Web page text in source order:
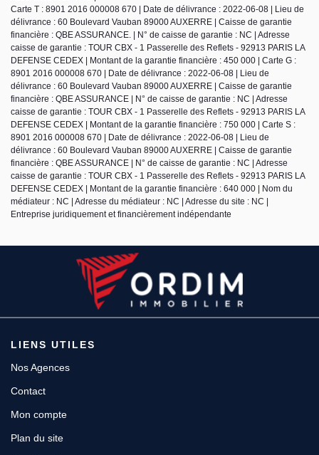
Carte T : 8901 2016 000008 670 | Date de délivrance : 2022-06-08 | Lieu de
délivrance : 60 Boulevard Vauban 89000 AUXERRE | Caisse de garantie
financière : QBE ASSURANCE. | N° de caisse de garantie : NC | Adresse
caisse de garantie : TOUR CBX - 1 Passerelle des Reflets - 92913 PARIS LA
DEFENSE CEDEX | Montant de la garantie financière : 450 000 | Carte G :
8901 2016 000008 670 | Date de délivrance : 2022-06-08 | Lieu de
délivrance : 60 Boulevard Vauban 89000 AUXERRE | Caisse de garantie
financière : QBE ASSURANCE | N° de caisse de garantie : NC | Adresse
caisse de garantie : TOUR CBX - 1 Passerelle des Reflets - 92913 PARIS LA
DEFENSE CEDEX | Montant de la garantie financière : 750 000 | Carte S :
8901 2016 000008 670 | Date de délivrance : 2022-06-08 | Lieu de
délivrance : 60 Boulevard Vauban 89000 AUXERRE | Caisse de garantie
financière : QBE ASSURANCE | N° de caisse de garantie : NC | Adresse
caisse de garantie : TOUR CBX - 1 Passerelle des Reflets - 92913 PARIS LA
DEFENSE CEDEX | Montant de la garantie financière : 640 000 | Nom du
médiateur : NC | Adresse du médiateur : NC | Adresse du site : NC |
Entreprise juridiquement et financièrement indépendante
LIENS UTILES
Nos Agences
Contact
Mon compte
Plan du site